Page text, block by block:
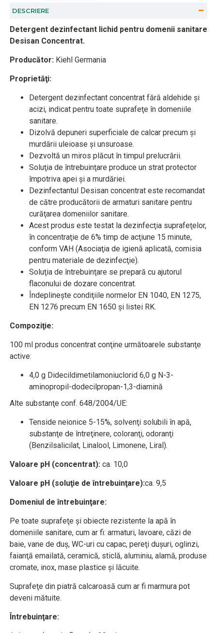
DESCRIERE
Detergent dezinfectant lichid pentru domenii sanitare
Desisan Concentrat.
Producător: Kiehl Germania
Proprietăţi:
Detergent dezinfectant concentrat fără aldehide şi
acizi, indicat pentru toate suprafeţe în domeniile
sanitare.
Dizolvă depuneri superficiale de calcar precum şi
murdării uleioase şi unsuroase.
Dezvoltă un miros plăcut în timpul prelucrării.
Soluţia de întrebuinţare produce un strat protector
împotriva apei şi a murdăriei.
Dezinfectantul Desisan concentrat este recomandat
de către producătorii de armaturi sanitare pentru
curăţarea domeniilor sanitare.
Acest produs este testat la dezinfecţia suprafeţelor,
în concentraţie de 6% timp de acţiune 15 minute,
conform VAH (Asociaţia de igienă aplicată, comisia
pentru materiale de dezinfecţie).
Soluţia de întrebuinţare se prepară cu ajutorul
flaconului de dozare concentrat.
Îndeplineşte condiţiile normelor EN 1040, EN 1275,
EN 1276 precum EN 1650 şi listei RK.
Compoziţie:
100 ml produs concentrat conţine următoarele substanţe
active:
4,0 g Didecildimetilamoniuclorid 6,0 g N-3-
aminopropil-dodecilpropan-1,3-diamină
Alte substanţe conf. 648/2004/UE:
Tenside neionice 5-15%, solvenţi solubili în apă,
substanţe de întreţinere, coloranţi, odoranţi
(Benzilsalicilat, Linalool, Limonene, Liral).
Valoare pH (concentrat): ca. 10,0
Valoare pH (soluţie de întrebuinţare):ca. 9,5
Domeniul de întrebuinţare:
Pe toate suprafeţe şi obiecte rezistente la apă în
domeniile sanitare, cum ar fi: armaturi, lavoare, căzi de
baie, vane de duş, WC-uri cu capac, pereţi duşuri, oglinzi,
faianţă emailată, ceramică, sticlă, aluminiu, alamă, produse
cromate, inox, mase plastice şi lăcuite.
Suprafeţe din piatră calcaroasă cum ar fi marmura pot
deveni mătuite.
Întrebuinţare: